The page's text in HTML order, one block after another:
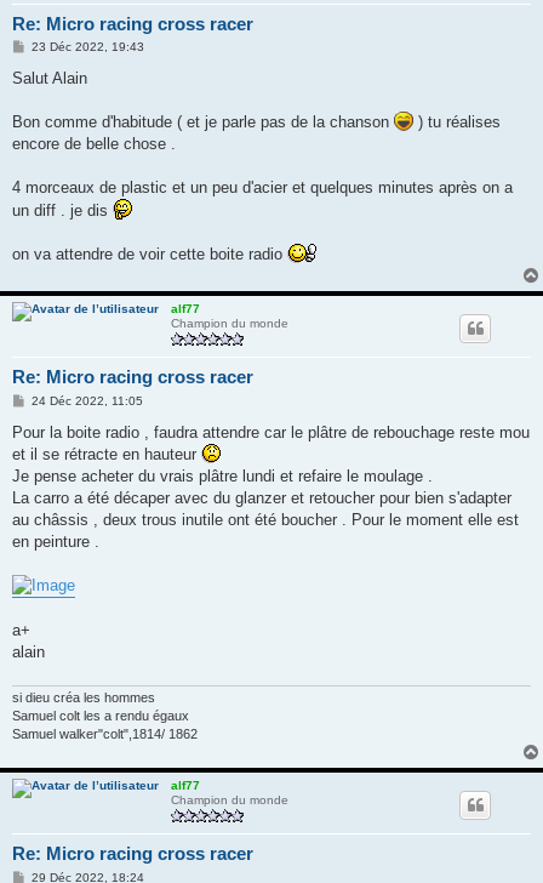
Re: Micro racing cross racer
M
s
g
23 Déc 2022, 19:43
Salut Alain
Bon comme d'habitude ( et je parle pas de la chanson
) tu réalises
encore de belle chose .
4 morceaux de plastic et un peu d'acier et quelques minutes après on a
un diff . je dis
on va attendre de voir cette boite radio
alf77
Champion du monde
Re: Micro racing cross racer
M
s
a
g
24 Déc 2022, 11:05
Pour la boite radio , faudra attendre car le plâtre de rebouchage reste mou
et il se rétracte en hauteur
Je pense acheter du vrais plâtre lundi et refaire le moulage .
La carro a été décaper avec du glanzer et retoucher pour bien s'adapter
au châssis , deux trous inutile ont été boucher . Pour le moment elle est
en peinture .
a+
alain
si dieu créa les hommes
Samuel colt les a rendu égaux
Samuel walker"colt",1814/ 1862
alf77
Champion du monde
Re: Micro racing cross racer
M29 Déc 2022, 18:24